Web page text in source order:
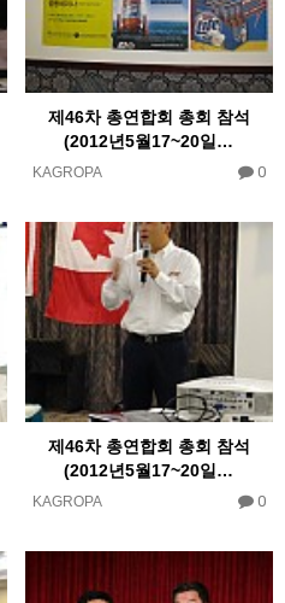
제46차 총연합회 총회 참석
(2012년5월17~20일…
KAGROPA 0
제46차 총연합회 총회 참석
(2012년5월17~20일…
KAGROPA 0